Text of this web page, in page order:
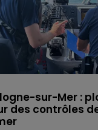
sur-Mer :
des contrôles